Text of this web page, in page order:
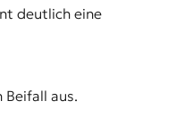
deutlich eine
Beifall aus.